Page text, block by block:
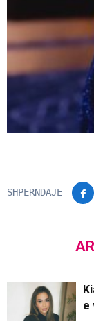
SHPËRNDAJE
e